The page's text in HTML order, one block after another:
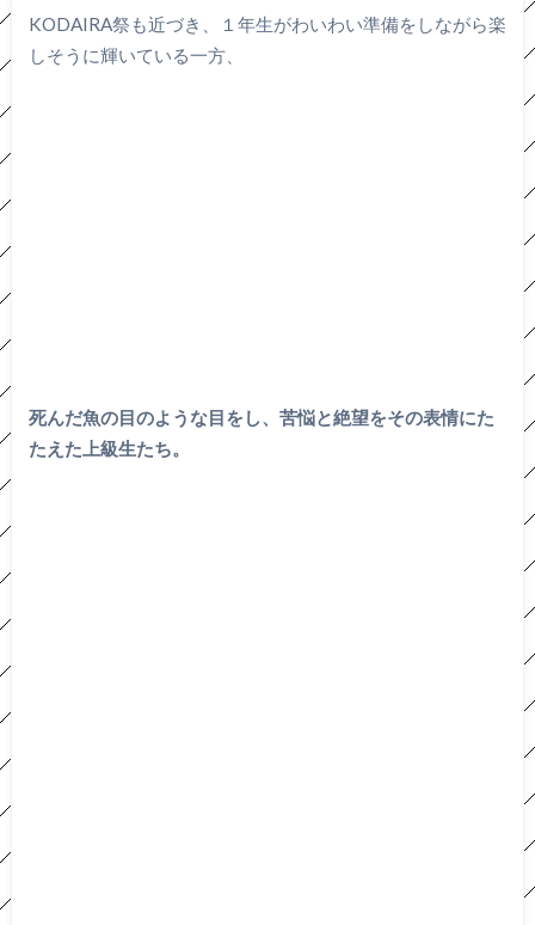
KODAIRA祭も近づき、１年生がわいわい準備をしながら楽
しそうに輝いている一方、
死んだ魚の目のような目をし、苦悩と絶望をその表情にた
たえた上級生たち。